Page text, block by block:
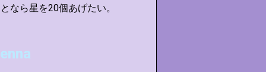
なら星を20個あげたい。